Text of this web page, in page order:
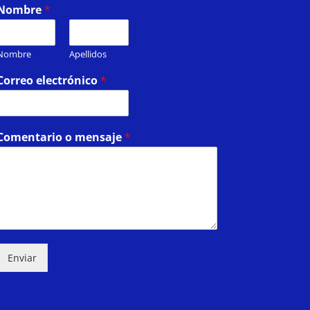
*
Apellidos
electrónico*
o mensaje*
Enviar